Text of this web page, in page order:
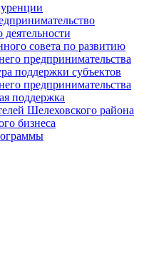
совета по развитию
предпринимательства
поддержки субъектов
предпринимательства
поддержка
Шелеховского района
бизнеса